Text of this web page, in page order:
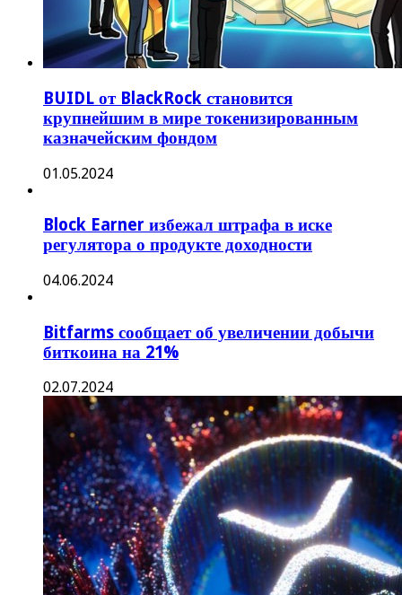
BUIDL от BlackRock становится
крупнейшим в мире токенизированным
казначейским фондом
01.05.2024
Block Earner избежал штрафа в иске
регулятора о продукте доходности
04.06.2024
Bitfarms сообщает об увеличении добычи
биткоина на 21%
02.07.2024